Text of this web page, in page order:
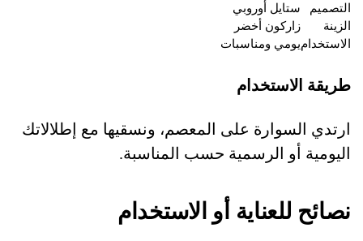
التصميم
ستايل أوروبي
الزينة
زاركون أخضر
الاستخداميومي ومناسبات
طريقة الاستخدام
ارتدي السوارة على المعصم، ونسقيها مع إطلالاتك
اليومية أو الرسمية حسب المناسبة.
نصائح للعناية أو الاستخدام